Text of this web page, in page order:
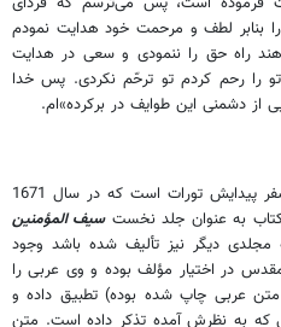
بنابر لطف و مرحمت خود هدايت نمودم
راه حق را ننمودى و سعى در هدايت
را رحم كردم تو ترحّم نكردى. پس خدا
از دشمنى اين طوايف در بركرده»ام.
اين كتاب در اصل ترجمه متن عربى سفر پيدايش تورات است كه در سال 1671
به عنوان جلد نخستسيف المؤمنين
مجلدى ديگر نيز تأليف شده باشد وجود
در اختيار مؤلف بوده و وى عربى را
متن عربى چاپ شده بوده) تطبيق داده و
كه به نظرش آمده تذكر داده است. متن